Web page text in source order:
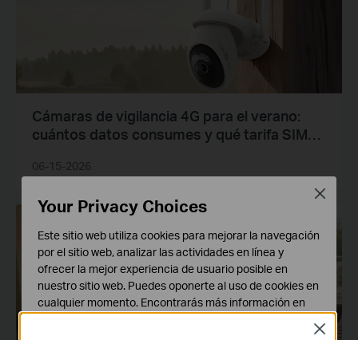
Cámaras de vigilancia 4G para el verano:
cuántos datos consumes y qué tarifa SIM
06-15-2026
Close
Your Privacy Choices
Este sitio web utiliza cookies para mejorar la navegación
por el sitio web, analizar las actividades en línea y
ofrecer la mejor experiencia de usuario posible en
nuestro sitio web. Puedes oponerte al uso de cookies en
cualquier momento. Encontrarás más información en
Close